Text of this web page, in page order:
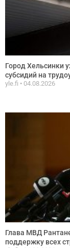
Город Хельсинки
субсидий на
yle.fi 04.08.2026
Глава МВД
поддержку всех